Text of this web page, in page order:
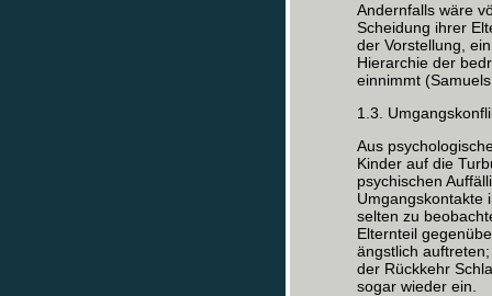
Andernfalls wäre
Scheidung ihrer
der Vorstellung,
Hierarchie der
einnimmt
1.3.
Aus
Kinder auf die
psychischen
Umgangskontakte
selten zu
Elternteil
ängstlich
der Rückkehr
sogar wieder ein.